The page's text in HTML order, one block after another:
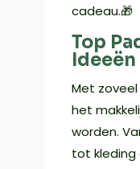
cadeau.🎁
Top
Met
het
worden.
tot kleding